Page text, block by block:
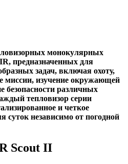
монокулярных
предназначенных для
задач, включая охоту,
миссии, изучение окружающей
безопасности различных
тепловизор серии
и четкое
суток независимо от погодной
Scout II